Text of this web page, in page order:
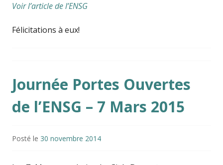
Voir l’article de l’ENSG
Félicitations à eux!
Journée Portes Ouvertes
de l’ENSG – 7 Mars 2015
Posté le 30 novembre 2014